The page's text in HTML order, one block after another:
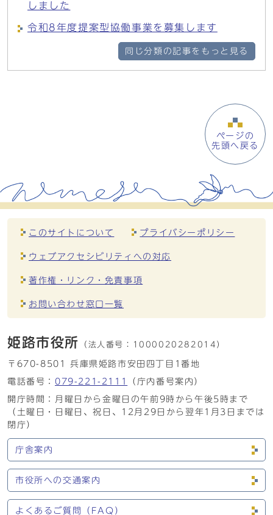
しました
令和8年度提案型協働事業を募集します
同じ分類の記事をもっと見る
ページの
先頭へ戻る
このサイトについて プライバシーポリシー
ウェブアクセシビリティへの対応
著作権・リンク・免責事項
お問い合わせ窓口一覧
姫路市役所 （法人番号： 1000020282014）
〒670-8501 兵庫県姫路市安田四丁目1番地
電話番号： 079-221-2111
（庁内番号案内）
開庁時間：月曜日から金曜日の午前9時から午後5時まで
（土曜日・日曜日、祝日、12月29日から翌年1月3日までは
閉庁）
庁舎案内
市役所への交通案内
よくあるご質問（FAQ）